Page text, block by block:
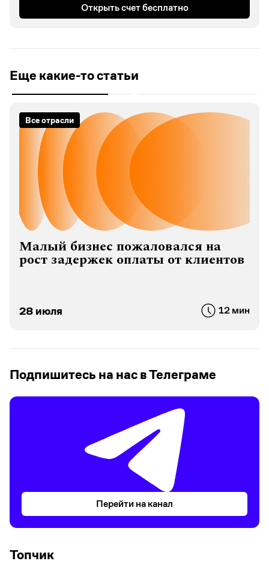
Открыть счет бесплатно
Еще какие-то статьи
Все отрасли
Малый бизнес пожаловался на
рост задержек оплаты от клиентов
28 июля 12 мин
Подпишитесь на нас в Телеграме
Перейти на канал
Топчик